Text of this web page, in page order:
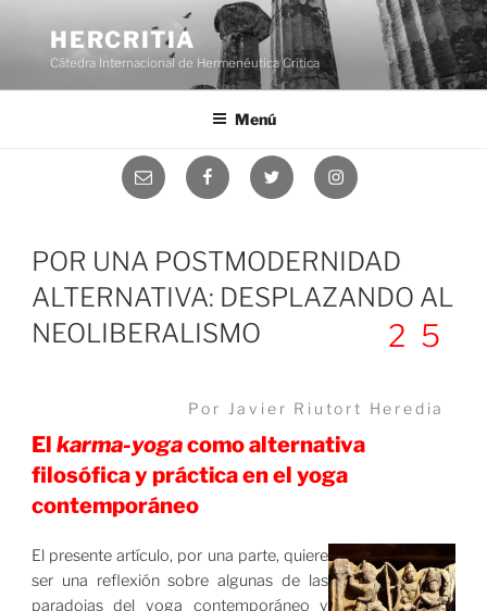
contenido
HERCRITIA
Cátedra Internacional de Hermenéutica Crítica
Menú
POR UNA POSTMODERNIDAD
ALTERNATIVA: DESPLAZANDO AL
NEOLIBERALISMO
25
Por Javier Riutort Heredia
El karma-yogacomo alternativa
filosófica y práctica en el yoga
contemporáneo
El presente artículo, por una parte, quiere
ser una reflexión sobre algunas de las
paradojas del yoga contemporáneo y
Correo
electrónico
FacebookTwitter Instagram